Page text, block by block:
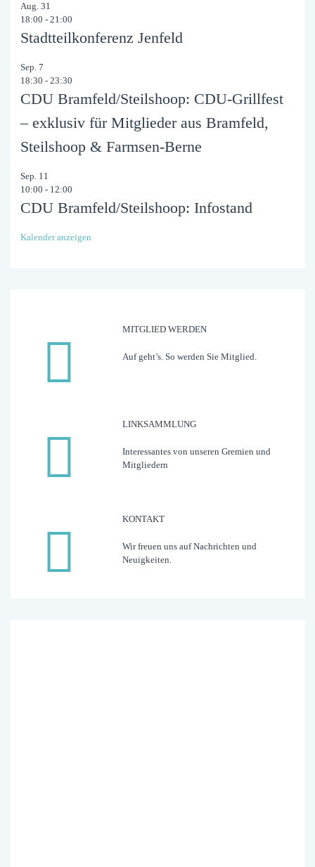
Aug. 31
18:00 - 21:00
Stadtteilkonferenz Jenfeld
Sep. 7
18:30 - 23:30
CDU Bramfeld/Steilshoop: CDU-Grillfest
– exklusiv für Mitglieder aus Bramfeld,
Steilshoop & Farmsen-Berne
Sep. 11
10:00 - 12:00
CDU Bramfeld/Steilshoop: Infostand
Kalender anzeigen
MITGLIED WERDEN
Auf geht’s. So werden Sie Mitglied.
LINK­­­SAMMLUNG
Interessantes von unseren Gremien und
Mitgliedern
KONTAKT
Wir freuen uns auf Nachrichten und
Neuigkeiten.